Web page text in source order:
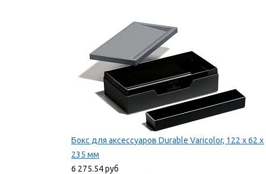
Бокс для аксессуаров Durable Varicolor, 122 x 62 x
235 мм
6 275.54 руб